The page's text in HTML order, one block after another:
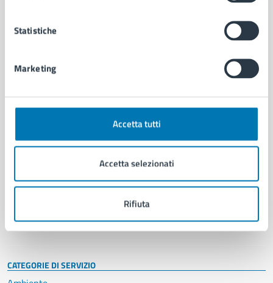
Statistiche
Marketing
Accetta tutti
Accetta selezionati
Rifiuta
Aree amministrative
Uffici
Politici
Intranet, posta aziendale e protocollo
CATEGORIE DI SERVIZIO